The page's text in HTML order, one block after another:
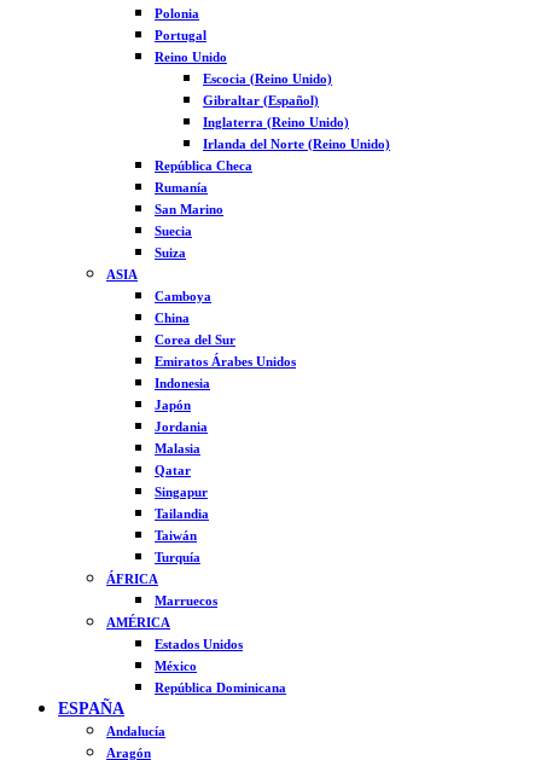
Polonia
Portugal
Reino Unido
Escocia (Reino Unido)
Gibraltar (Español)
Inglaterra (Reino Unido)
Irlanda del Norte (Reino Unido)
República Checa
Rumanía
San Marino
Suecia
Suiza
ASIA
Camboya
China
Corea del Sur
Emiratos Árabes Unidos
Indonesia
Japón
Jordania
Malasia
Qatar
Singapur
Tailandia
Taiwán
Turquía
ÁFRICA
Marruecos
AMÉRICA
Estados Unidos
México
República Dominicana
ESPAÑA
Andalucía
Aragón